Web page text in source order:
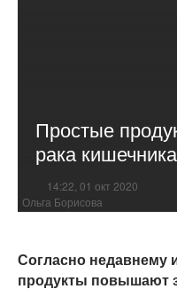
Простые
рака кишечника
14:22, 01 окт 2020
Ольга Борисова
Согласно недавнему
продукты повышают